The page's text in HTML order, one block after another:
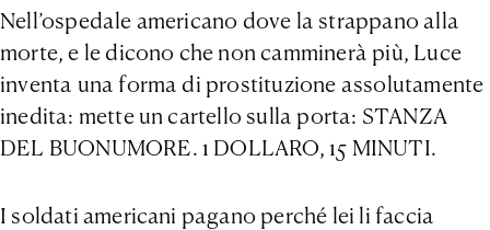
Nell’ospedale americano dove la strappano alla
morte, e le dicono che non camminerà più, Luce
inventa una forma di prostituzione assolutamente
inedita: mette un cartello sulla porta: STANZA
DEL BUONUMORE. 1 DOLLARO, 15 MINUTI.
I soldati americani pagano perché lei li faccia